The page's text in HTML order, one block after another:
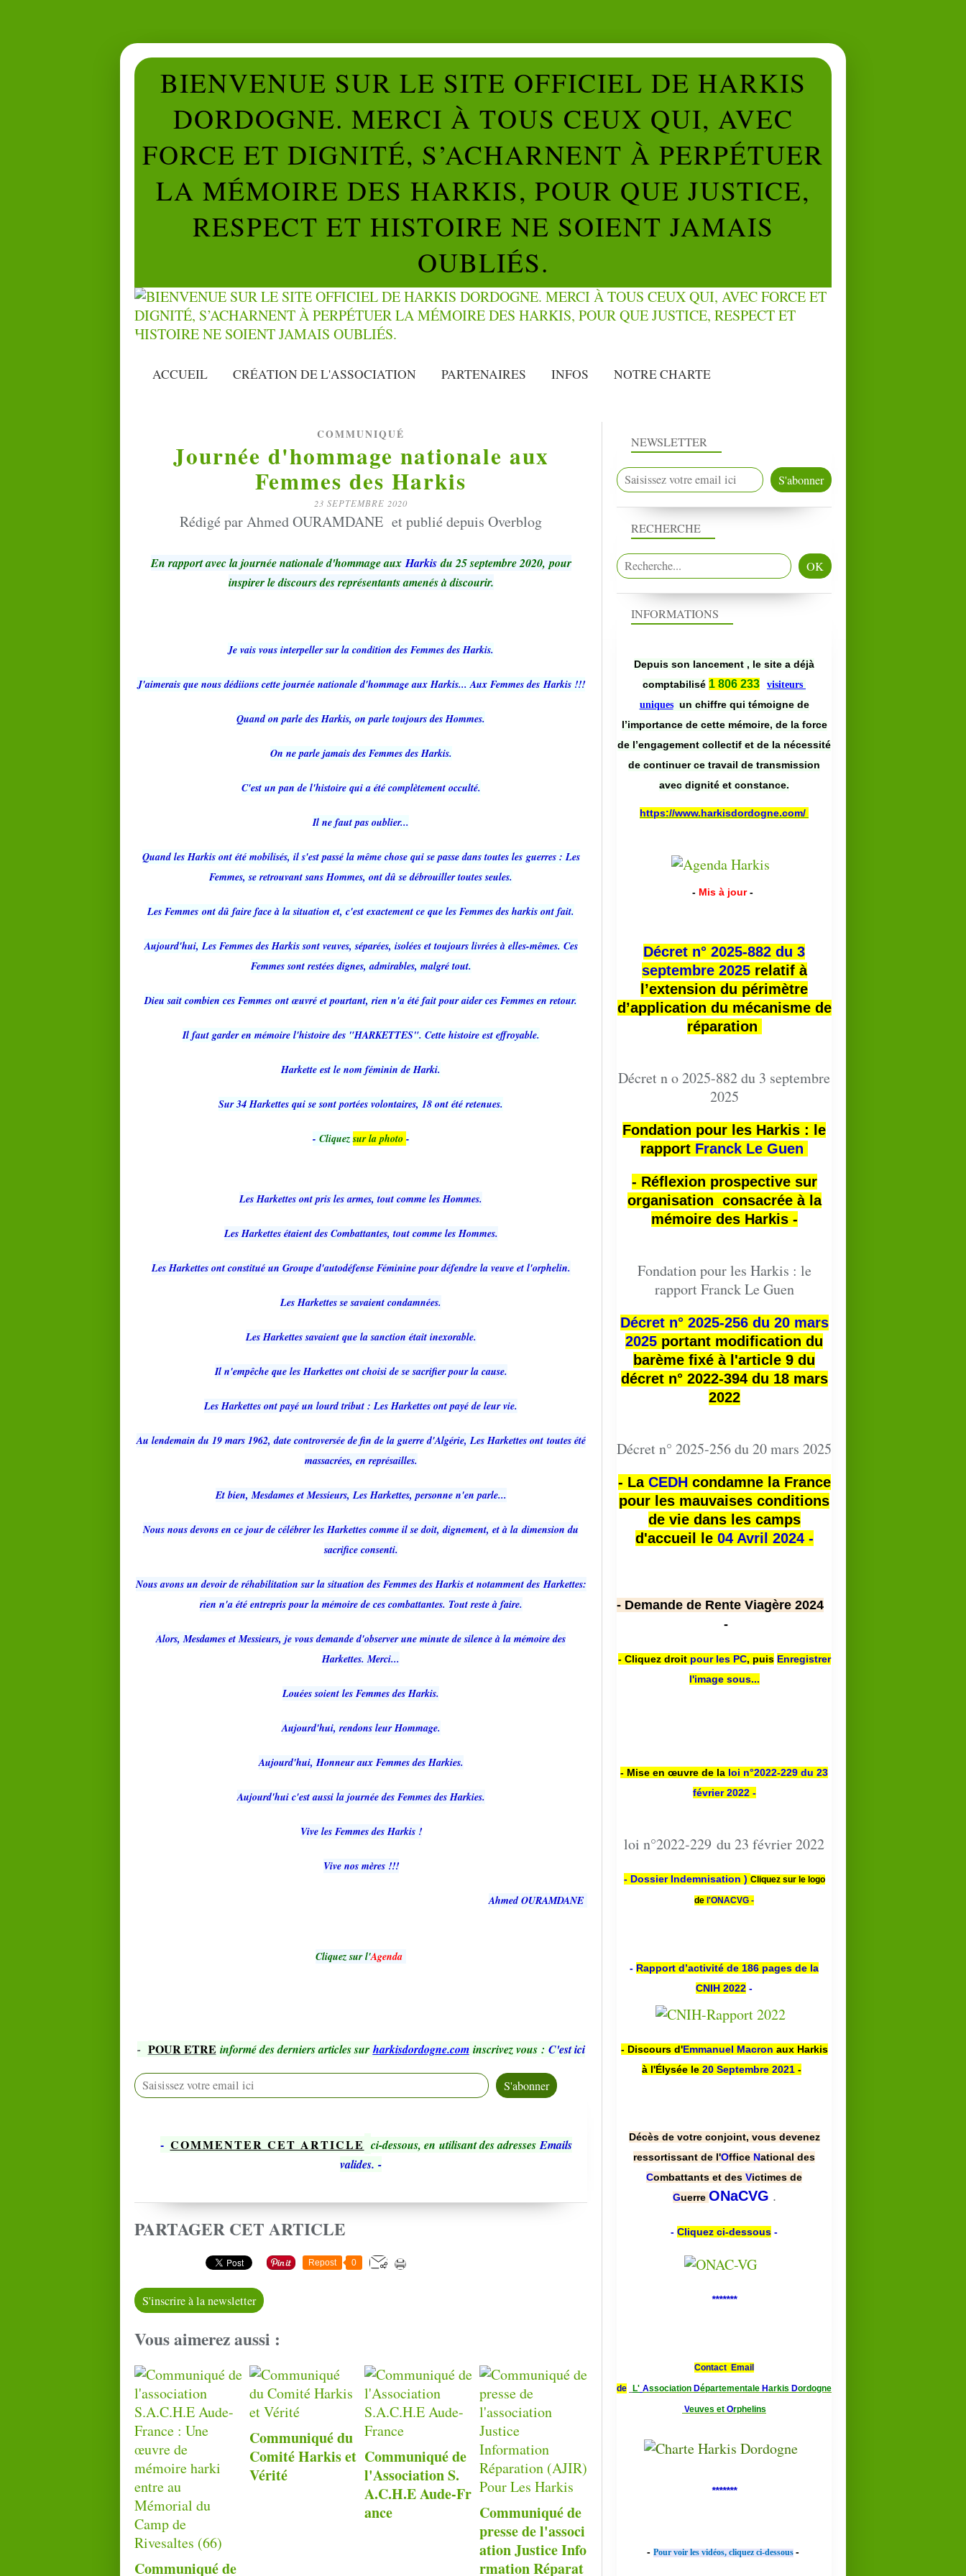
BIENVENUE SUR LE SITE OFFICIEL DE HARKIS
DORDOGNE. MERCI À TOUS CEUX QUI, AVEC
FORCE ET DIGNITÉ, S’ACHARNENT À PERPÉTUER
LA MÉMOIRE DES HARKIS, POUR QUE JUSTICE,
RESPECT ET HISTOIRE NE SOIENT JAMAIS
OUBLIÉS.
ACCUEIL CRÉATION DE L'ASSOCIATION PARTENAIRES INFOS NOTRE CHARTE
COMMUNIQUÉ
Journée d'hommage nationale aux
Femmes des Harkis
23 SEPTEMBRE 2020
Rédigé par Ahmed OURAMDANE et publié depuis Overblog
En rapport avec la journée nationale d'hommage auxHarkisdu 25 septembre 2020, pour
inspirer le discours des représentants amenés à discourir.
Je vais vous interpeller sur la condition des Femmes des Harkis.
J'aimerais que nous dédiions cette journée nationale d'hommage aux Harkis... Aux Femmes desHarkis !!!
Quand on parle des Harkis, on parle toujours des Hommes.
On ne parle jamais des Femmes des Harkis.
C'est un pan de l'histoire qui a été complètement occulté.
Il ne faut pas oublier...
Quand les Harkis ont été mobilisés, il s'est passé la même chose qui se passe dans toutes lesguerres : Les
Femmes, se retrouvant sans Hommes, ont dû se débrouiller toutes seules.
Les Femmes ont dû faire face à la situation et, c'est exactement ce que les Femmes des harkis ont fait.
Aujourd'hui, Les Femmes des Harkis sont veuves, séparées, isolées et toujours livrées à elles-mêmes. Ces
Femmes sont restées dignes, admirables, malgré tout.
Dieu sait combien ces Femmes ont œuvré et pourtant, rien n'a été fait pour aider ces Femmes en retour.
Il faut garder en mémoire l'histoire des "HARKETTES". Cette histoire est effroyable.
Harkette est le nom féminin de Harki.
Sur 34 Harkettes qui se sont portées volontaires, 18 ont été retenues.
- Cliquezsur la photo -
Les Harkettes ont pris les armes, tout comme les Hommes.
Les Harkettes étaient des Combattantes, tout comme les Hommes.
Les Harkettes ont constitué un Groupe d'autodéfense Féminine pour défendre la veuve et l'orphelin.
Les Harkettes se savaient condamnées.
Les Harkettes savaient que la sanction était inexorable.
Il n'empêche que les Harkettes ont choisi de se sacrifier pour la cause.
Les Harkettes ont payé un lourd tribut : Les Harkettes ont payé de leur vie.
Au lendemain du 19 mars 1962, date controversée de fin de la guerre d'Algérie, Les Harkettes ont toutes été
massacrées, en représailles.
Et bien, Mesdames et Messieurs, Les Harkettes, personne n'en parle...
Nous nous devons en ce jour de célébrer les Harkettes comme il se doit, dignement, et à la dimension du
sacrifice consenti.
Nous avons un devoir de réhabilitation sur la situation des Femmes des Harkis et notamment des Harkettes:
rien n'a été entrepris pour la mémoire de ces combattantes. Tout reste à faire.
Alors, Mesdames et Messieurs, je vous demande d'observer une minute de silence à la mémoire des
Harkettes. Merci...
Louées soient les Femmes des Harkis.
Aujourd'hui, rendons leur Hommage.
Aujourd'hui, Honneur aux Femmes des Harkies.
Aujourd'hui c'est aussi la journée des Femmes des Harkies.
Vive les Femmes des Harkis !
Vive nos mères !!!
Ahmed OURAMDANE
Cliquez sur l'Agenda
- POUR ETRE informé des derniers articles sur harkisdordogne.com inscrivez vous : C'est ici
- COMMENTER CET ARTICLE ci-dessous, en utilisant des adressesEmails
valides. -
PARTAGER CET ARTICLE
Repost 0
S'inscrire à la newsletter
Vous aimerez aussi :
Communiqué de
Communiqué du
Comité Harkis et
Vérité
Communiqué de
l'Association S.
A.C.H.E Aude-Fr
ance
Communiqué de
presse de l'associ
ation Justice Info
rmation Réparat
NEWSLETTER
RECHERCHE
INFORMATIONS
Depuis son lancement , le site a déjà
comptabilisé 1 806 233
visiteurs
uniques un chiffre qui témoigne de
l’importance de cette mémoire, de la force
de l’engagement collectif et de la nécessité
de continuer ce travail de transmission
avec dignité et constance.
https://www.harkisdordogne.com/
- Mis à jour -
Décret n° 2025-882 du 3
septembre 2025relatif à
l’extension du périmètre
d’application du mécanisme de
réparation
Décret n o 2025-882 du 3 septembre
2025
Fondation pour les Harkis : le
rapport Franck Le Guen
- Réflexion prospective sur
organisation consacrée à la
mémoire des Harkis -
Fondation pour les Harkis : le
rapport Franck Le Guen
Décret n° 2025-256 du 20 mars
2025 portant modification du
barème fixé à l'article 9 du
décret n° 2022-394 du 18 mars
2022
Décret n° 2025-256 du 20 mars 2025
- La CEDHcondamne la France
pour les mauvaises conditions
de vie dans les camps
d'accueil le 04 Avril 2024 -
- Demande de Rente Viagère 2024
-
- Cliquez droit pour les PC, puis Enregistrer
l'image sous...
- Mise en œuvre de la loi n°2022-229 du 23
février 2022 -
loi n°2022-229 du 23 février 2022
- Dossier Indemnisation ) Cliquez sur le logo
de l'ONACVG -
- Rapport d’activité de 186 pages de la
CNIH 2022 -
- Discours d'Emmanuel Macron aux Harkis
à l'Élysée le 20 Septembre 2021 -
Décès de votre conjoint, vous devenez
ressortissant de l'Office National des
Combattants et des Victimes de
Guerre ONaCVG .
- Cliquez ci-dessous -
*******
Contact Email
de L' Association Départementale Harkis Dordogne
Veuves et Orphelins
*******
- Pour voir les vidéos, cliquez ci-dessous -